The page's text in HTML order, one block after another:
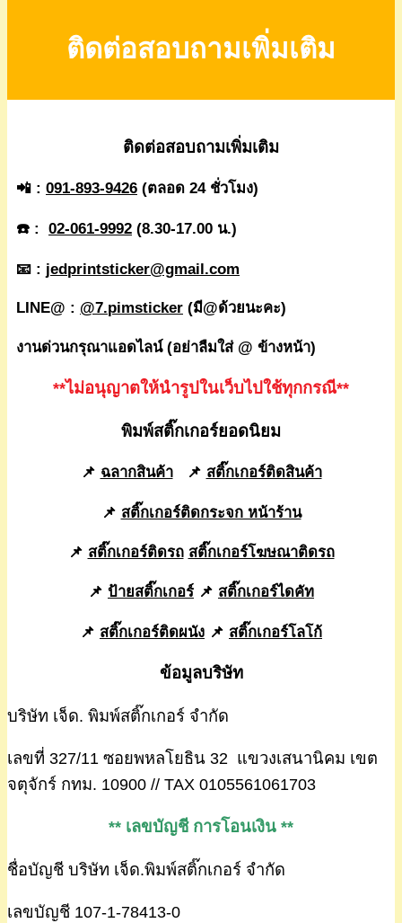
ติดต่อสอบถามเพิ่มเติม
ติดต่อสอบถามเพิ่มเติม
📲 : 091-893-9426 (ตลอด 24 ชั่วโมง)
☎️ : 02-061-9992 (8.30-17.00 น.)
📧 : jedprintsticker@gmail.com
LINE@ : @7.pimsticker (มี@ด้วยนะคะ)
งานด่วนกรุณาแอดไลน์ (อย่าลืมใส่ @ ข้างหน้า)
**ไม่อนุญาตให้นำรูปในเว็บไปใช้ทุกกรณี**
พิมพ์สติ๊กเกอร์ยอดนิยม
📌 ฉลากสินค้า📌 สติ๊กเกอร์ติดสินค้า
📌 สติ๊กเกอร์ติดกระจก หน้าร้าน
📌 สติ๊กเกอร์ติดรถ สติ๊กเกอร์โฆษณาติดรถ
📌 ป้ายสติ๊กเกอร์ 📌 สติ๊กเกอร์ไดคัท
📌 สติ๊กเกอร์ติดผนัง 📌 สติ๊กเกอร์โลโก้
ข้อมูลบริษัท
บริษัท เจ็ด. พิมพ์สติ๊กเกอร์ จำกัด
เลขที่ 327/11 ซอยพหลโยธิน 32 แขวงเสนานิคม เขต
จตุจักร์ กทม. 10900 // TAX 0105561061703
** เลขบัญชี การโอนเงิน **
ชื่อบัญชี บริษัท เจ็ด.พิมพ์สติ๊กเกอร์ จำกัด
เลขบัญชี 107-1-78413-0